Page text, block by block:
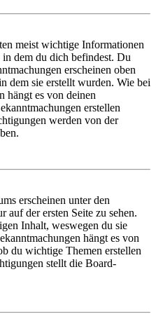
meist wichtige Informationen
dem du dich befindest. Du
erscheinen oben
dem sie erstellt wurden. Wie bei
hängt es von deinen
erstellen
werden von der
erscheinen unter den
auf der ersten Seite zu sehen.
Inhalt, weswegen du sie
hängt es von
du wichtige Themen erstellen
stellt die Board-